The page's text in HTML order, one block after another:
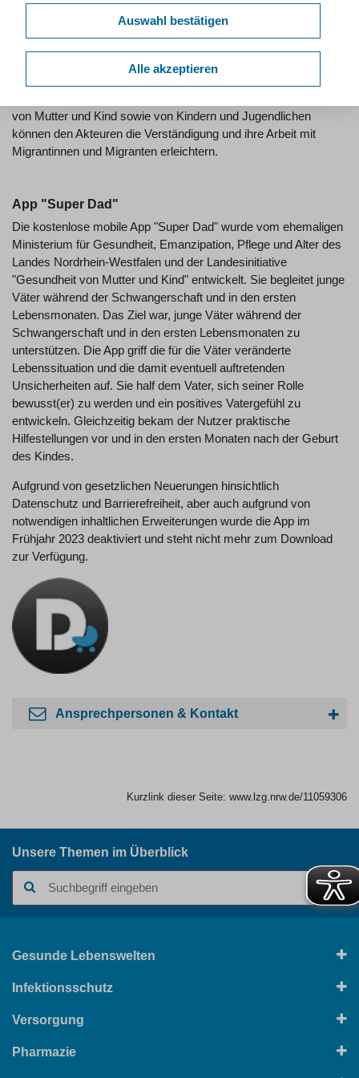
Schwangerschaft sowie zuFrüherkennungsuntersuchungen
Stichwortsuche schnell finden.
von Mutter und Kind sowie von Kindern und Jugendlichen
können den Akteuren die Verständigung und ihre Arbeit mit
Migrantinnen und Migranten erleichtern.
App "Super Dad"
Die kostenlose mobile App "Super Dad" wurde vom ehemaligen
Ministerium für Gesundheit, Emanzipation, Pflege und Alter des
Landes Nordrhein-Westfalen und der Landesinitiative
"Gesundheit von Mutter und Kind" entwickelt. Sie begleitet junge
Väter während der Schwangerschaft und in den ersten
Lebensmonaten. Das Ziel war, junge Väter während der
Schwangerschaft und in den ersten Lebensmonaten zu
unterstützen. Die App griff die für die Väter veränderte
Lebenssituation und die damit eventuell auftretenden
Unsicherheiten auf. Sie half dem Vater, sich seiner Rolle
bewusst(er) zu werden und ein positives Vatergefühl zu
entwickeln. Gleichzeitig bekam der Nutzer praktische
Hilfestellungen vor und in den ersten Monaten nach der Geburt
des Kindes.
Aufgrund von gesetzlichen Neuerungen hinsichtlich
Datenschutz und Barrierefreiheit, aber auch aufgrund von
notwendigen inhaltlichen Erweiterungen wurde die App im
Frühjahr 2023 deaktiviert und steht nicht mehr zum Download
zur Verfügung.
Ansprechpersonen & Kontakt
Kurzlink dieser Seite: www.lzg.nrw.de/11059306
Unsere Themen im Überblick
Gesunde Lebenswelten
Infektionsschutz
Versorgung
Pharmazie
Auswahl bestätigen
Alle akzeptieren